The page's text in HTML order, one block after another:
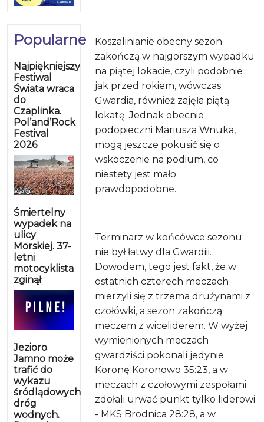
Popularne
Najpiękniejszy
Festiwal
Świata wraca
do
Czaplinka.
Pol’and’Rock
Festival
2026
Śmiertelny
wypadek na
ulicy
Morskiej. 37-
letni
motocyklista
zginął
Jezioro
Jamno może
trafić do
wykazu
śródlądowych
dróg
wodnych.
Koszalinianie obecny sezon
zakończą w najgorszym wypadku
na piątej lokacie, czyli podobnie
jak przed rokiem, wówczas
Gwardia, również zajęła piątą
lokatę. Jednak obecnie
podopieczni Mariusza Wnuka,
mogą jeszcze pokusić się o
wskoczenie na podium, co
niestety jest mało
prawdopodobne.
Terminarz w końcówce sezonu
nie był łatwy dla Gwardiii.
Dowodem, tego jest fakt, że w
ostatnich czterech meczach
mierzyli się z trzema drużynami z
czołówki, a sezon zakończą
meczem z wiceliderem. W wyżej
wymienionych meczach
gwardziści pokonali jedynie
Koronę Koronowo 35:23, a w
meczach z czołowymi zespołami
zdołali urwać punkt tylko liderowi
- MKS Brodnica 28:28, a w